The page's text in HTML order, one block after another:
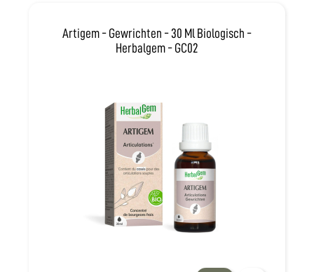
Artigem - Gewrichten - 30 Ml Biologisch -
Herbalgem - GC02